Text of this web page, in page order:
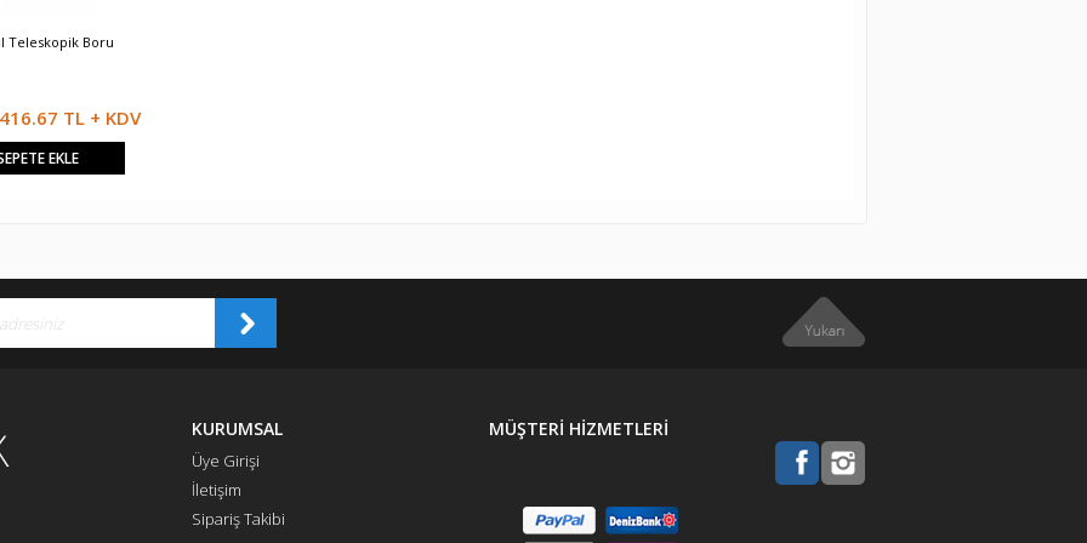
Teleskopik Boru
416.67 TL + KDV
EKLE
KURUMSAL
Üye Girişi
İletişim
Sipariş Takibi
MÜŞTERİ HİZMETLERİ